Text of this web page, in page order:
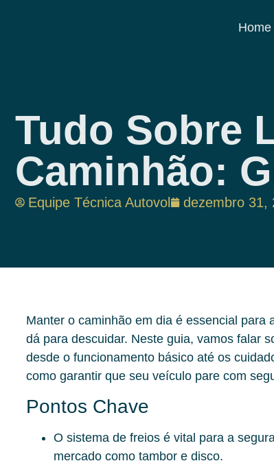
Home
Tudo Sobre
Caminhão:
Equipe Técnica Autovol dezembro 31,
Manter o caminhão em dia é essencial
dá para descuidar. Neste guia, vamos falar
desde o funcionamento básico até os
como garantir que seu veículo pare com
Pontos Chave
O sistema de freios é vital para a
mercado como tambor e disco.